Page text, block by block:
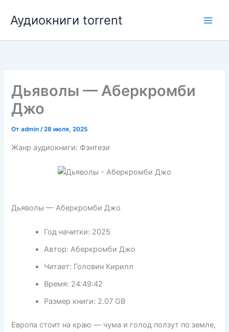
содержимому
Аудиокниги torrent
Дьяволы — Аберкромби
Джо
Отadmin/28 июля, 2025
Жанр аудиокниги: Фэнтези
Дьяволы — Аберкромби Джо
Год начитки: 2025
Автор: Аберкромби Джо
Читает: Головин Кирилл
Время: 24:49:42
Размер книги: 2.07 GB
Европа стоит на краю — чума и голод ползут по земле,